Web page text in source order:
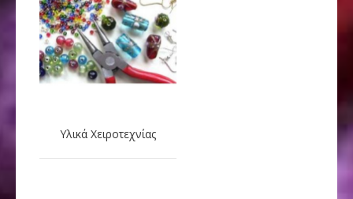
Υλικά Χειροτεχνίας